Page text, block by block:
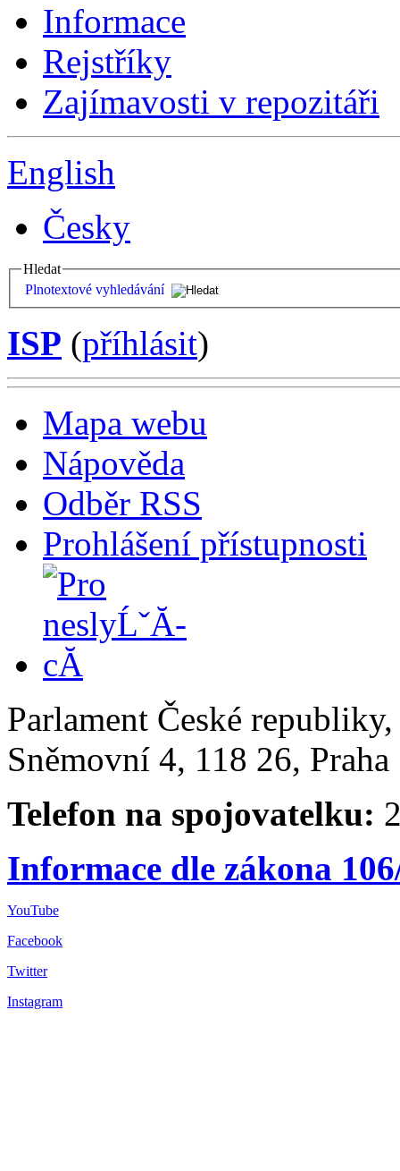
Informace
Rejstříky
Zajímavosti v repozitáři
English
Česky
Hledat
Plnotextové vyhledávání
ISP (příhlásit)
Mapa webu
Nápověda
Odběr RSS
Prohlášení přístupnosti
Parlament České
Sněmovní 4, 118 26,
Telefon na spojovatelku:
Informace dle zákona
YouTube
Facebook
Twitter
Instagram